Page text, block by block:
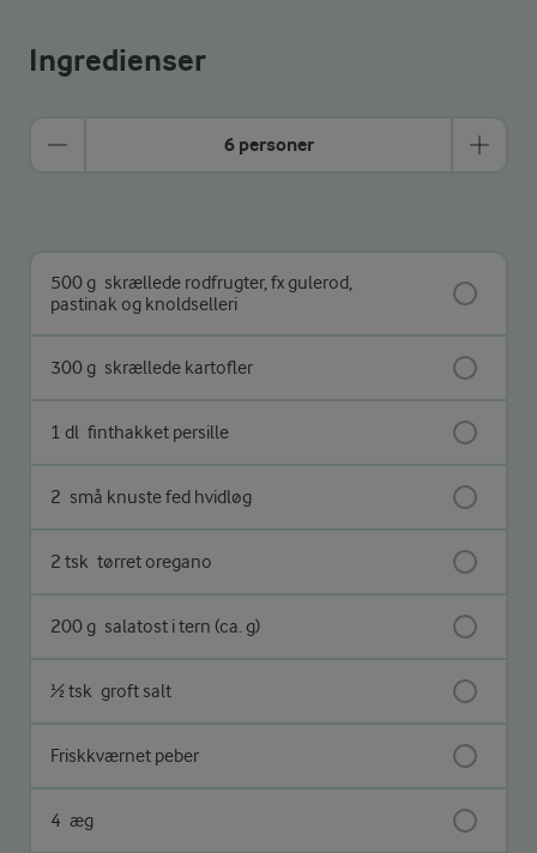
Ingredienser
6 personer
500 g skrællede rodfrugter, fx gulerod,
pastinak og knoldselleri
300 g skrællede kartofler
1 dl finthakket persille
2 små knuste fed hvidløg
2 tsk tørret oregano
200 g salatost i tern (ca. g)
½ tsk groft salt
Friskkværnet peber
4 æg